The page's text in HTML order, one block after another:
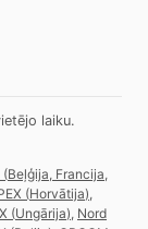
laiku.
(Beļģija, Francija,
(Horvātija)
(Ungārija) Nord